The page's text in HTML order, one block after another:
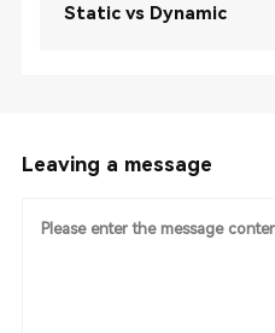
Static vs Dynamic
Leaving a message